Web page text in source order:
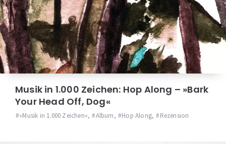
Musik in 1.000 Zeichen: Hop Along – »Bark
Your Head Off, Dog«
»Musik in 1.000 Zeichen«, Album, Hop Along, Rezension